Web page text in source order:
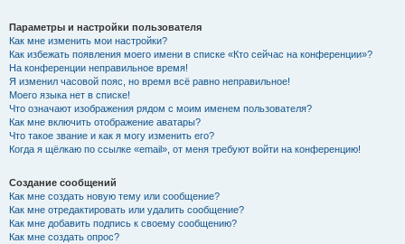
Параметры и настройки пользователя
Как мне изменить мои настройки?
Как избежать появления моего имени в списке «Кто сейчас на конференции»?
На конференции неправильное время!
Я изменил часовой пояс, но время всё равно неправильное!
Моего языка нет в списке!
Что означают изображения рядом с моим именем пользователя?
Как мне включить отображение аватары?
Что такое звание и как я могу изменить его?
Когда я щёлкаю по ссылке «email», от меня требуют войти на конференцию!
Создание сообщений
Как мне создать новую тему или сообщение?
Как мне отредактировать или удалить сообщение?
Как мне добавить подпись к своему сообщению?
Как мне создать опрос?